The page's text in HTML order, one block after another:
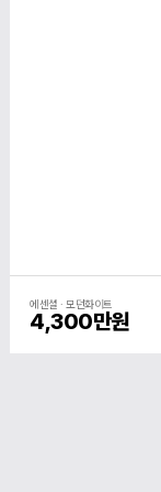
에센셜 · 모던화이트
4,300만원